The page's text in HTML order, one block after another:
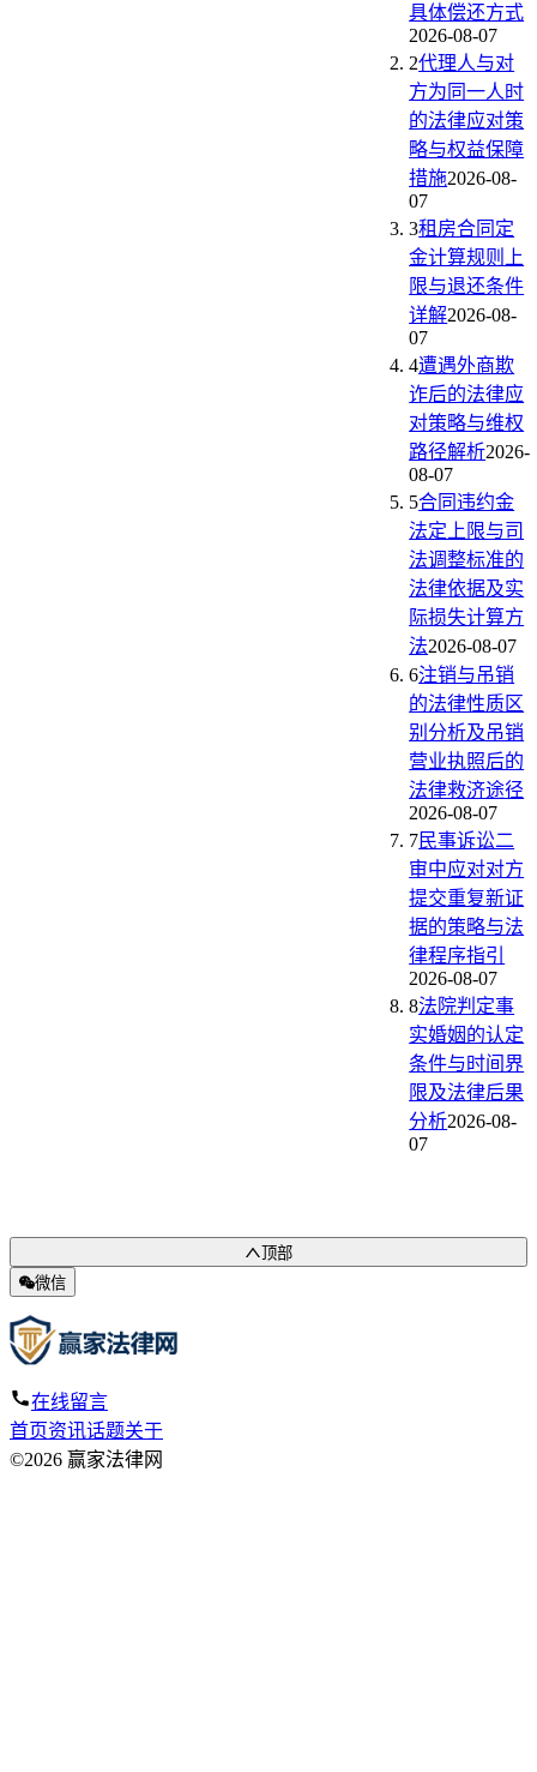
具体偿还方式
2026-08-07
2代理人与对
方为同一人时
的法律应对策
略与权益保障
措施2026-08-
07
3租房合同定
金计算规则上
限与退还条件
详解2026-08-
07
4遭遇外商欺
诈后的法律应
对策略与维权
路径解析2026-
08-07
5合同违约金
法定上限与司
法调整标准的
法律依据及实
际损失计算方
法2026-08-07
6注销与吊销
的法律性质区
别分析及吊销
营业执照后的
法律救济途径
2026-08-07
7民事诉讼二
审中应对对方
提交重复新证
据的策略与法
律程序指引
2026-08-07
8法院判定事
实婚姻的认定
条件与时间界
限及法律后果
分析2026-08-
07
顶部
微信
在线留言
首页资讯话题关于
©2026 赢家法律网